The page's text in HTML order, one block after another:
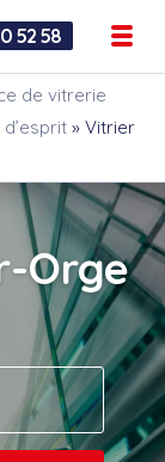
52 58
de vitrerie
» Vitrier
Orge